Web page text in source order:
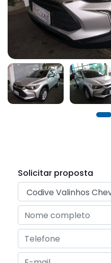
Solicitar proposta